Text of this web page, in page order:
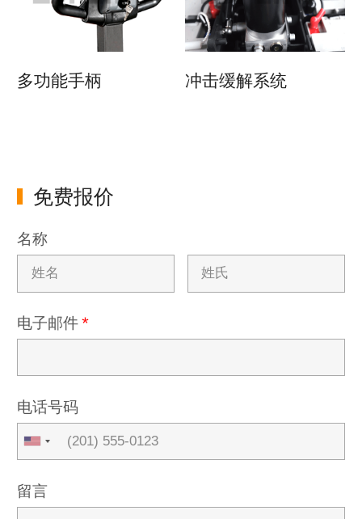
多功能手柄 冲击缓解系统
免费报价
名称
电子邮件*
电话号码
留言